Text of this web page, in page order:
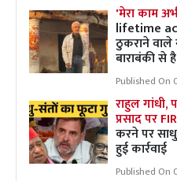
'मेरा काम
lifetime
ठुकराने वाले
बाराबंकी से
Published On
राहुल
प्रसाद पर
करने पर
हुई कार्रवाई
Published On